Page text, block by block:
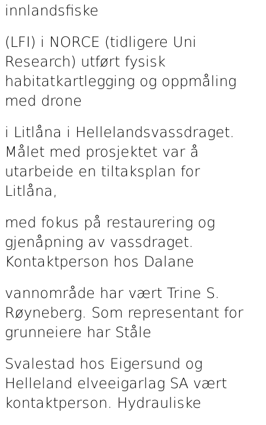
innlandsfiske
(LFI) i NORCE (tidligere Uni
Research) utført fysisk
habitatkartlegging og oppmåling
med drone
i Litlåna i Hellelandsvassdraget.
Målet med prosjektet var å
utarbeide en tiltaksplan for
Litlåna,
med fokus på restaurering og
gjenåpning av vassdraget.
Kontaktperson hos Dalane
vannområde har vært Trine S.
Røyneberg. Som representant for
grunneiere har Ståle
Svalestad hos Eigersund og
Helleland elveeigarlag SA vært
kontaktperson. Hydrauliske